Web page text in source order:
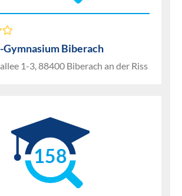
Biberach
1-3, 88400 Biberach an der Riss
158